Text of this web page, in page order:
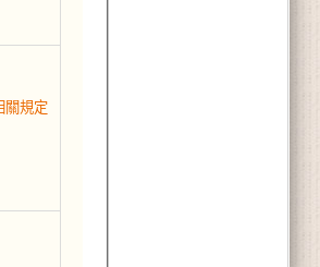
關規定